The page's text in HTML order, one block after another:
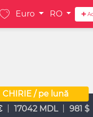
Euro RO
CHIRIE / pe lună
17042 MDL 981 $